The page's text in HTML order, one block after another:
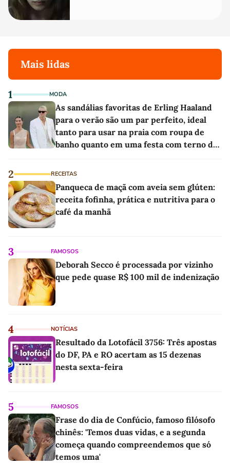
Mais lidas
1 MODA
As sandálias favoritas de Erling Haaland
para o verão são um par perfeito, ideal
tanto para usar na praia com roupa de
banho quanto em uma festa com terno de
2 RECEITAS
Panqueca de maçã com aveia sem glúten:
receita fofinha, prática e nutritiva para o
café da manhã
3 FAMOSOS
Deborah Secco é processada por vizinho
que pede quase R$ 100 mil de indenização
4 NOTÍCIAS
Resultado da Lotofácil 3756: Três apostas
do DF, PA e RO acertam as 15 dezenas
nesta sexta-feira
5 FAMOSOS
Frase do dia de Confúcio, famoso filósofo
chinês: 'Temos duas vidas, e a segunda
começa quando compreendemos que só
temos uma'